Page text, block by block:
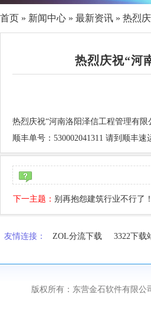
首页 » 新闻中心 » 最新资讯 » 热烈
热烈庆祝“河
热烈庆祝“河南洛阳泽信工程管理有
顺丰单号：530002041311 请到顺丰
下一主题： 别再抱怨建筑行业不行了
友情连接： ZOL分流下载 3322下载
版权所有：东营金石软件有限